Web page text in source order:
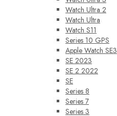
Watch Ultra 2
Watch Ultra
Watch S11
Series 10 GPS
Apple Watch SE3
SE 2023
SE 2 2022
SE
Series 8
Series 7
Series 3